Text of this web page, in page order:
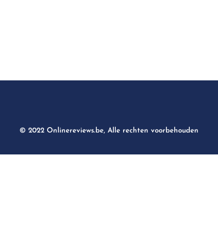
© 2022 Onlinereviews.be, Alle rechten voorbehouden